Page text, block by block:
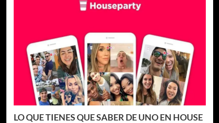
LO QUE TIENES QUE SABER DE UNO EN HOUSE